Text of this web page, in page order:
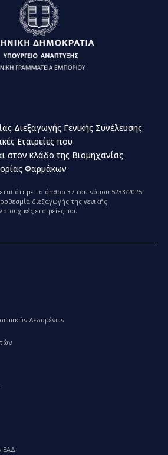
Διεξαγωγής Γενικής Συνέλευσης
Εταιρείες που
στον κλάδο της Βιομηχανίας
Φαρμάκων
ότι με το άρθρο 37 του νόμου 5233/2025
διεξαγωγής της γενικής
εταιρείες που
Δεδομένων
ΕΑΔ